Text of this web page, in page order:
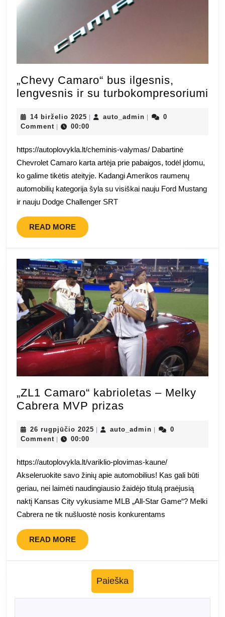
„Chevy Camaro“ bus ilgesnis,
lengvesnis ir su turbokompresoriumi
14 birželio 2025 14
birželio
| auto_admin auto_admin
|
0
Comment | 00:00
https://autoplovykla.lt/cheminis-valymas/ Dabartinė
Chevrolet Camaro karta artėja prie pabaigos, todėl įdomu,
ko galime tikėtis ateityje. Kadangi Amerikos raumenų
automobilių kategorija šyla su visiškai nauju Ford Mustang
ir nauju Dodge Challenger SRT
READ MOREREAD
MORE
„ZL1 Camaro“ kabrioletas – Melky
Cabrera MVP prizas
kabrioletas
Melky
Cabrera
MVP
prizas
26 rugpjūčio 2025 26
| auto_admin auto_admin
|
0
Comment | 00:00
https://autoplovykla.lt/variklio-plovimas-kaune/
Akseleruokite savo žinių apie automobilius! Kas gali būti
geriau, nei laimėti naudingiausio žaidėjo titulą praėjusią
naktį Kansas City vykusiame MLB „All-Star Game“? Melki
Cabrera ne tik nušluostė nosis konkurentams
READ MOREREAD
MORE
Paieška